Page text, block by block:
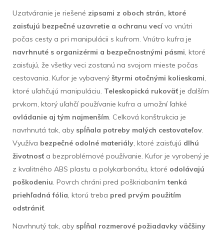
Uzatváranie je riešené zipsami z oboch strán, ktoré
zaisťujú bezpečné uzavretie a ochranu vecívo vnútri
počas cesty a pri manipulácii s kufrom. Vnútro kufra je
navrhnuté s organizérmi a bezpečnostnými pásmi, ktoré
zaisťujú, že všetky veci zostanú na svojom mieste počas
cestovania. Kufor je vybavený štyrmi otočnými kolieskami,
ktoré uľahčujú manipuláciu. Teleskopická rukoväť je ďalším
prvkom, ktorý uľahčí používanie kufra a umožní ľahké
ovládanie aj tým najmenším. Celková konštrukcia je
navrhnutá tak, aby spĺňala potreby malých cestovateľov.
Využíva bezpečné odolné materiály, ktoré zaisťujú dlhú
životnosť a bezproblémové používanie. Kufor je vyrobený je
z kvalitného ABS plastu a polykarbonátu, ktoré odolávajú
poškodeniu. Povrch chráni pred poškriabaním tenká
priehľadná fólia, ktorú treba pred prvým použitím
odstrániť.
Navrhnutý tak, aby spĺňal rozmerové požiadavky väčšiny